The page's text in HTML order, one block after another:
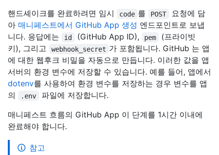
핸드셰이크를 완료하려면 임시 code 를 POST
요청에 담
아 매니페스트에서 GitHub App 생성 엔드포인트로 보냅
니다. 응답에는
id (GitHub App ID), pem
(프라이빗
키), 그리고
webhook_secret 가 포함됩니다. GitHub 는 앱
에 대한 웹후크 비밀을 자동으로 만듭니다. 이러한 값을 앱
서버의 환경 변수에 저장할 수 있습니다. 예를 들어, 앱에서
dotenv를 사용하여 환경 변수를 저장하는 경우 변수를 앱
의
.env
파일에 저장합니다.
매니페스트 흐름의 GitHub App 이 단계를 1시간 이내에
완료해야 합니다.
참고